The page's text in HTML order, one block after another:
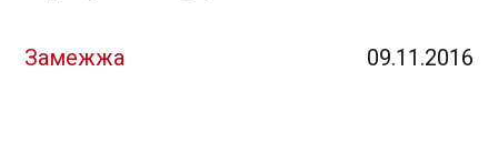
Замежжа 09.11.2016